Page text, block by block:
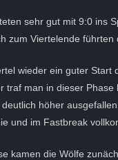
sehr gut mit 9:0 ins
zum Viertelende
wieder ein guter
traf man in dieser
höher
und im Fastbreak
kamen die Wölfe